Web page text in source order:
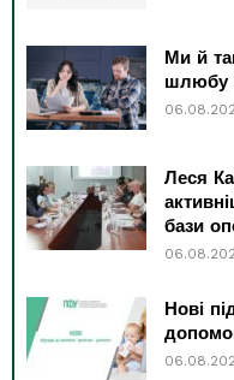
Ми й
шлюбу
Леся
бази
Нові